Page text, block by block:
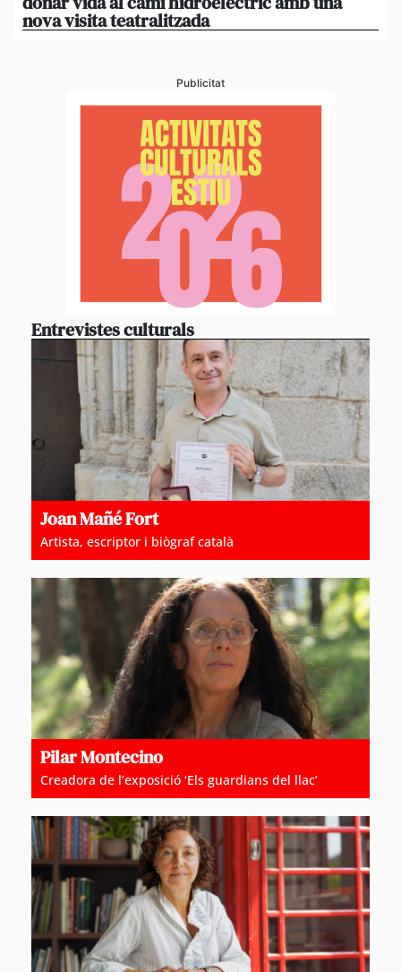
nova visita teatralitzada
Publicitat
Entrevistes culturals
Joan Mañé Fort
Artista, escriptor i biògraf català
Pilar Montecino
Creadora de l’exposició ‘Els guardians del llac’